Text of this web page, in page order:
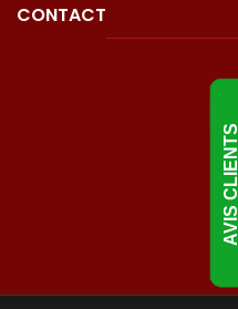
CONTACT
AVIS CLIENTS